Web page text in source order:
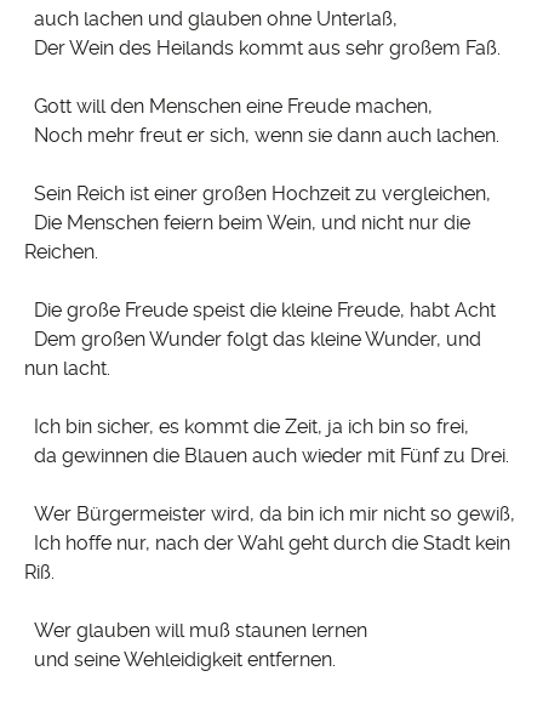
auch lachen und glauben ohne Unterlaß,
Der Wein des Heilands kommt aus sehr großem Faß.
Gott will den Menschen eine Freude machen,
Noch mehr freut er sich, wenn sie dann auch lachen.
Sein Reich ist einer großen Hochzeit zu vergleichen,
Die Menschen feiern beim Wein, und nicht nur die
Reichen.
Die große Freude speist die kleine Freude, habt Acht
Dem großen Wunder folgt das kleine Wunder, und
nun lacht.
Ich bin sicher, es kommt die Zeit, ja ich bin so frei,
da gewinnen die Blauen auch wieder mit Fünf zu Drei.
Wer Bürgermeister wird, da bin ich mir nicht so gewiß,
Ich hoffe nur, nach der Wahl geht durch die Stadt kein
Riß.
Wer glauben will muß staunen lernen
und seine Wehleidigkeit entfernen.